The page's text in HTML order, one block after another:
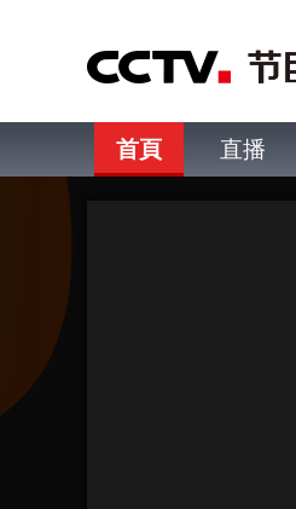
首頁 直播